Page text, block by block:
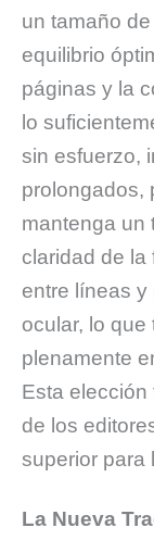
un tamaño
equilibrio
páginas y la
lo
sin esfuerzo,
prolongados,
mantenga un
claridad de
entre líneas y
ocular, lo que
plenamente
Esta elección
de los
superior para
La Nueva